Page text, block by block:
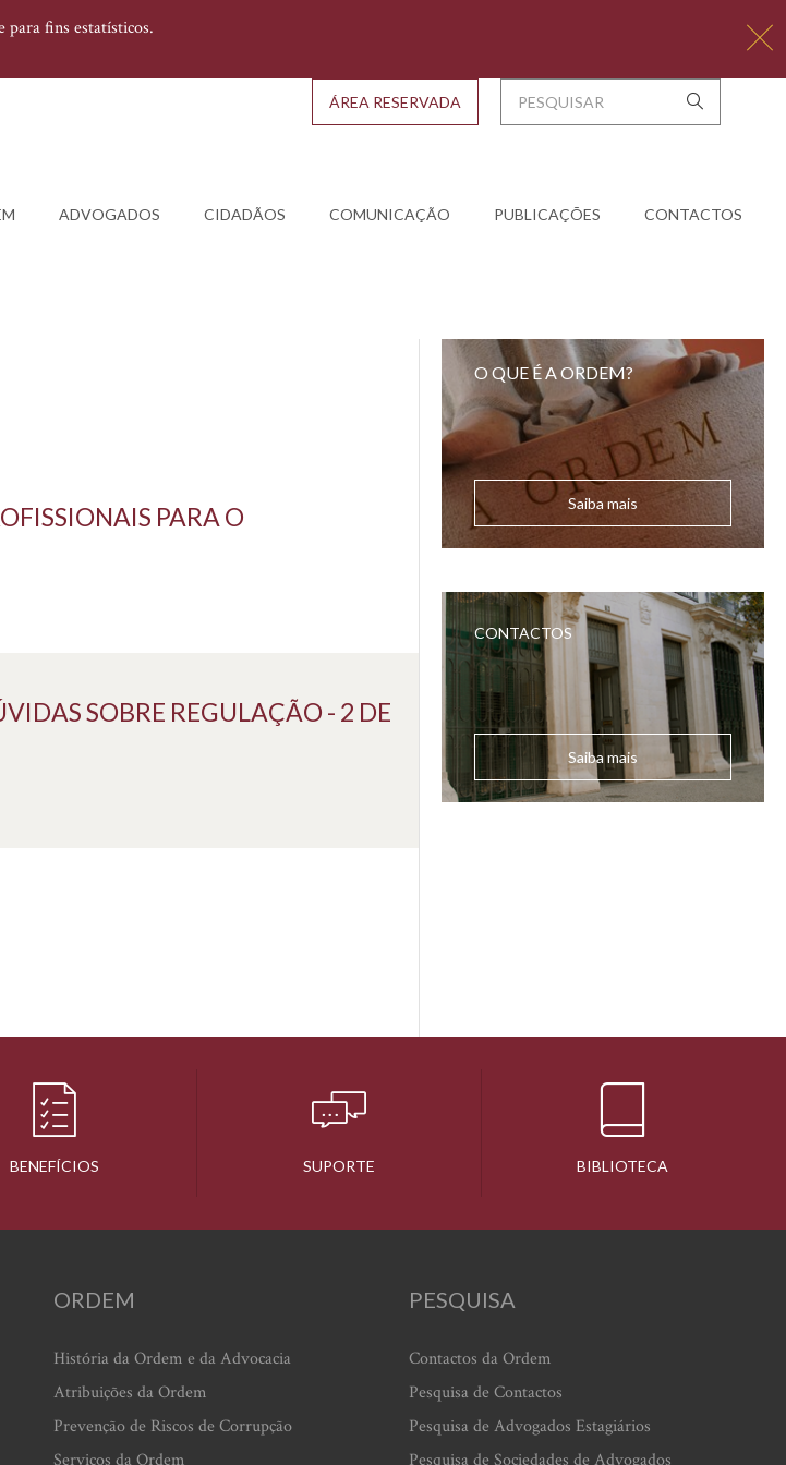
para fins estatísticos.
ADVOGADOS CIDADÃOS COMUNICAÇÃO PUBLICAÇÕES CONTACTOS
ÁREA RESERVADA
PARA O
SOBRE REGULAÇÃO - 2 DE
O QUE É A ORDEM?
Saiba mais
CONTACTOS
Saiba mais
BENEFÍCIOS SUPORTE BIBLIOTECA
ORDEM
História da Ordem e da Advocacia
Atribuições da Ordem
Prevenção de Riscos de Corrupção
Serviços da Ordem
PESQUISA
Contactos da Ordem
Pesquisa de Contactos
Pesquisa de Advogados Estagiários
Pesquisa de Sociedades de Advogados